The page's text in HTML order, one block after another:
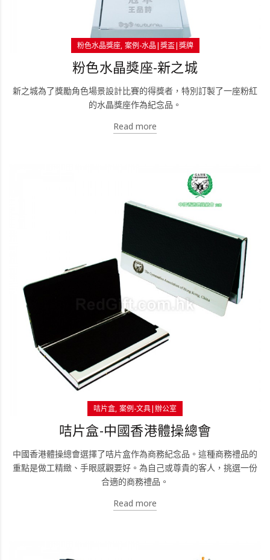
粉色水晶獎座 案例-水晶|獎盃|獎牌
粉色水晶獎座-新之城
新之城為了獎勵角色場景設計比賽的得獎者，特別訂製了一座粉紅
的水晶獎座作為紀念品。
Read more
咭片盒 案例-文具|辦公室
咭片盒-中國香港體操總會
中國香港體操總會選擇了咭片盒作為商務紀念品。這種商務禮品的
重點是做工精緻、手眼感觀要好。為自己或尊貴的客人，挑選一份
合適的商務禮品。
Read more